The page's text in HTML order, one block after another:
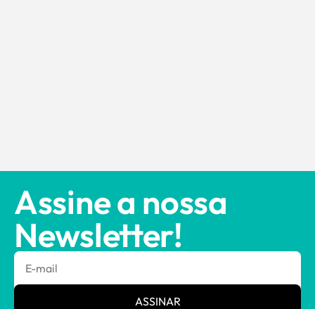
Assine a nossa
Newsletter!
ASSINAR